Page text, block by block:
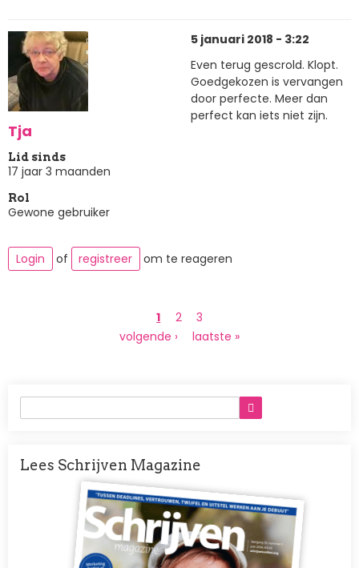
Tja
Lid sinds
17 jaar 3 maanden
Rol
Gewone gebruiker
5 januari 2018 - 3:22
Even terug gescrold. Klopt.
Goedgekozen is vervangen
door perfecte. Meer dan
perfect kan iets niet zijn.
Login of registreer om te reageren
Huidige
pagina
1 Page
2 Page
3
Volgende
volgende ›
Laatste
laatste »
Lees Schrijven Magazine
Afbeelding